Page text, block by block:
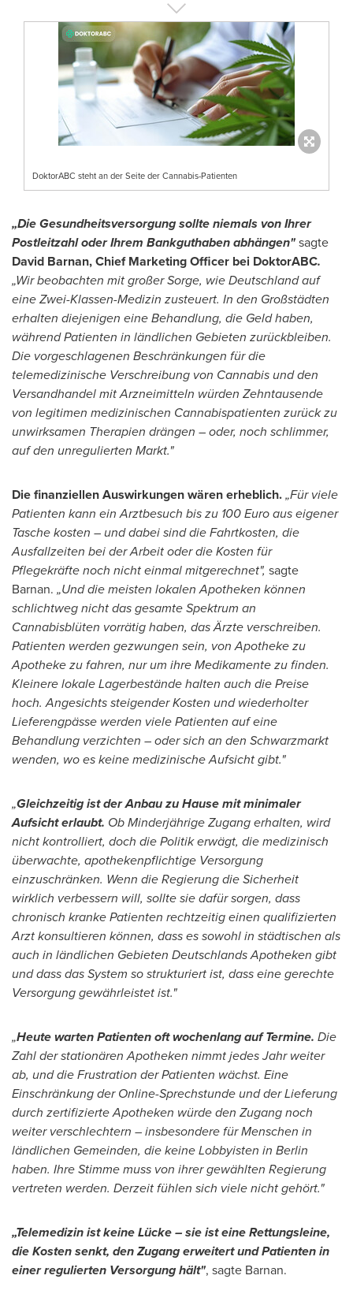
DoktorABC steht an der Seite der Cannabis-Patienten
„Die Gesundheitsversorgung sollte niemals von Ihrer
Postleitzahl oder Ihrem Bankguthaben abhängen"sagte
David Barnan, Chief Marketing Officer bei DoktorABC.
„Wir beobachten mit großer Sorge, wie Deutschland auf
eine Zwei-Klassen-Medizin zusteuert. In den Großstädten
erhalten diejenigen eine Behandlung, die Geld haben,
während Patienten in ländlichen Gebieten zurückbleiben.
Die vorgeschlagenen Beschränkungen für die
telemedizinische Verschreibung von Cannabis und den
Versandhandel mit Arzneimitteln würden Zehntausende
von legitimen medizinischen Cannabispatienten zurück zu
unwirksamen Therapien drängen – oder, noch schlimmer,
auf den unregulierten Markt."
Die finanziellen Auswirkungen wären erheblich.„Für viele
Patienten kann ein Arztbesuch bis zu 100 Euroaus eigener
Tasche kosten – und dabei sind die Fahrtkosten, die
Ausfallzeiten bei der Arbeit oder die Kosten für
Pflegekräfte noch nicht einmal mitgerechnet", sagte
Barnan. „Und die meisten lokalen Apotheken können
schlichtweg nicht das gesamte Spektrum an
Cannabisblüten vorrätig haben, das Ärzte verschreiben.
Patienten werden gezwungen sein, von Apotheke zu
Apotheke zu fahren, nur um ihre Medikamente zu finden.
Kleinere lokale Lagerbestände halten auch die Preise
hoch. Angesichts steigender Kosten und wiederholter
Lieferengpässe werden viele Patienten auf eine
Behandlung verzichten – oder sich an den Schwarzmarkt
wenden, wo es keine medizinische Aufsicht gibt."
„Gleichzeitig ist der Anbau zu Hause mit minimaler
Aufsicht erlaubt. Ob Minderjährige Zugang erhalten, wird
nicht kontrolliert, doch die Politik erwägt, die medizinisch
überwachte, apothekenpflichtige Versorgung
einzuschränken. Wenn die Regierung die Sicherheit
wirklich verbessern will, sollte sie dafür sorgen, dass
chronisch kranke Patienten rechtzeitig einen qualifizierten
Arzt konsultieren können, dass es sowohl in städtischen als
auch in ländlichen Gebieten Deutschlands Apotheken gibt
und dass das System so strukturiert ist, dass eine gerechte
Versorgung gewährleistet ist."
„Heute warten Patienten oft wochenlang auf Termine. Die
Zahl der stationären Apotheken nimmt jedes Jahr weiter
ab, und die Frustration der Patienten wächst. Eine
Einschränkung der Online-Sprechstunde und der Lieferung
durch zertifizierte Apotheken würde den Zugang noch
weiter verschlechtern – insbesondere für Menschen in
ländlichen Gemeinden, die keine Lobbyisten in Berlin
haben. Ihre Stimme muss von ihrer gewählten Regierung
vertreten werden. Derzeit fühlen sich viele nicht gehört."
„Telemedizin ist keine Lücke – sie ist eine Rettungsleine,
die Kosten senkt, den Zugang erweitert und Patienten in
einer regulierten Versorgung hält", sagte Barnan.